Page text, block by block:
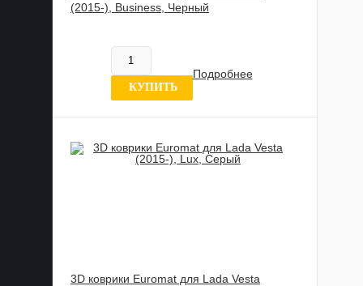
(2015-), Business, Черный
В наличии
10 отзыв
КУПИТЬ
Подробнее
3D коврики Euromat для Lada Vesta